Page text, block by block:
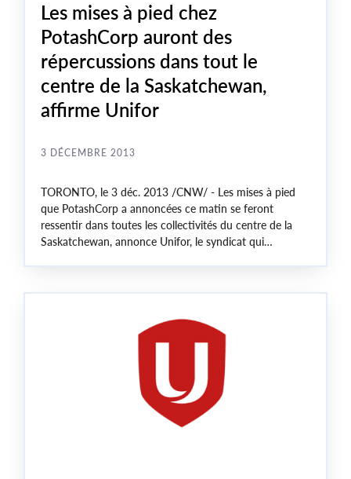
Les mises à pied chez
PotashCorp auront des
répercussions dans tout le
centre de la Saskatchewan,
affirme Unifor
3 DÉCEMBRE 2013
TORONTO, le 3 déc. 2013 /CNW/ - Les mises à pied
que PotashCorp a annoncées ce matin se feront
ressentir dans toutes les collectivités du centre de la
Saskatchewan, annonce Unifor, le syndicat qui
d'être supprimés.